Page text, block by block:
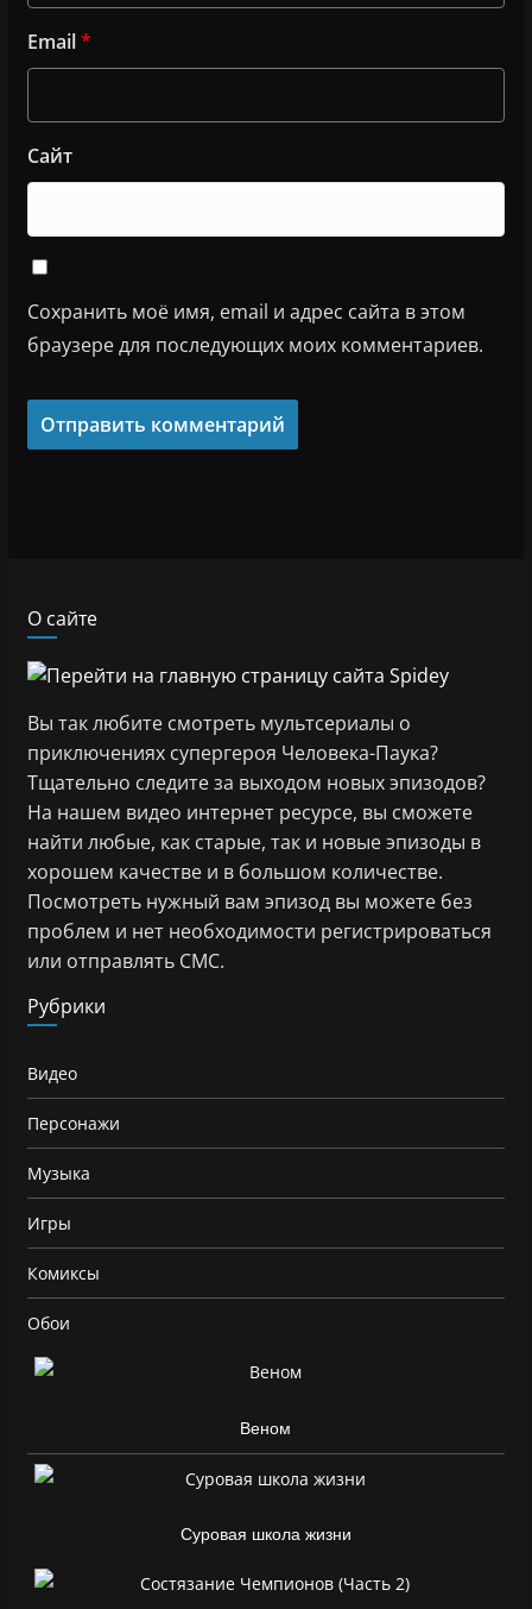
Email*
Сайт
Сохранить моё имя, email и адрес сайта в этом
браузере для последующих моих комментариев.
О сайте
Вы так любите смотреть мультсериалы о
приключениях супергероя Человека-Паука?
Тщательно следите за выходом новых эпизодов?
На нашем видео интернет ресурсе, вы сможете
найти любые, как старые, так и новые эпизоды в
хорошем качестве и в большом количестве.
Посмотреть нужный вам эпизод вы можете без
проблем и нет необходимости регистрироваться
или отправлять СМС.
Рубрики
Видео
Персонажи
Музыка
Игры
Комиксы
Обои
Веном
Суровая школа жизни